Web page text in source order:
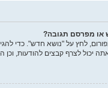
או מפרסם תגובה?
לחץ על "נושא חדש". כדי
יכול לצרף קבצים להודעות, וכן